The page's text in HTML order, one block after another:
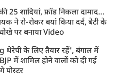
25 शादियां, फ्रॉड निकला दामाद…
ने रो-रोकर बयां किया दर्द, बेटी के
पर बनाया Video
थेरेपी के लिए तैयार रहें', बंगाल में
में शामिल होने वालों को दी गई
पोस्टर